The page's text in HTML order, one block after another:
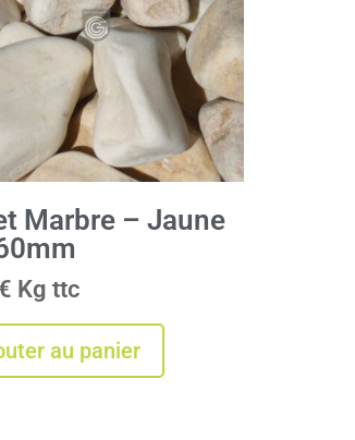
Marbre – Jaune
€ Kg
au panier